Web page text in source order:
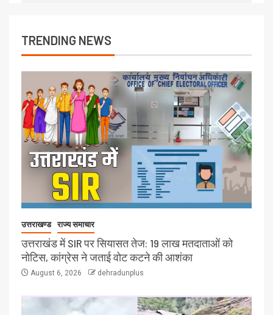
TRENDING NEWS
उत्तराखण्ड राज्य समाचार
उत्तराखंड में SIR पर सियासत तेज: 19 लाख मतदाताओं को
नोटिस, कांग्रेस ने जताई वोट कटने की आशंका
August 6, 2026 dehradunplus